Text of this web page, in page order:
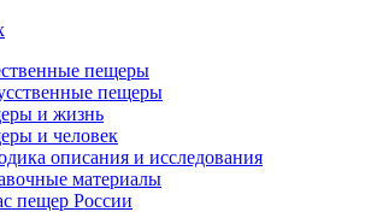
пещеры
пещеры
и жизнь
и человек
описания и исследования
материалы
пещер России